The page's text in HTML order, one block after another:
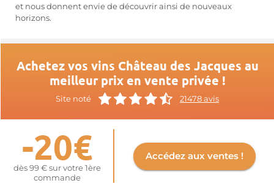
et nous donnent envie de découvrir ainsi de nouveaux
horizons.
Achetez vos vins Château des Jacques au
meilleur prix en vente privée !
Site noté 21478 avis
-20€
dès 99 € sur votre 1ère
commande
Accédez aux ventes !